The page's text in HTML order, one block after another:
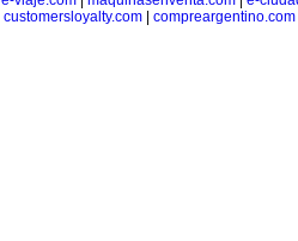
customersloyalty.com| compreargentino.com